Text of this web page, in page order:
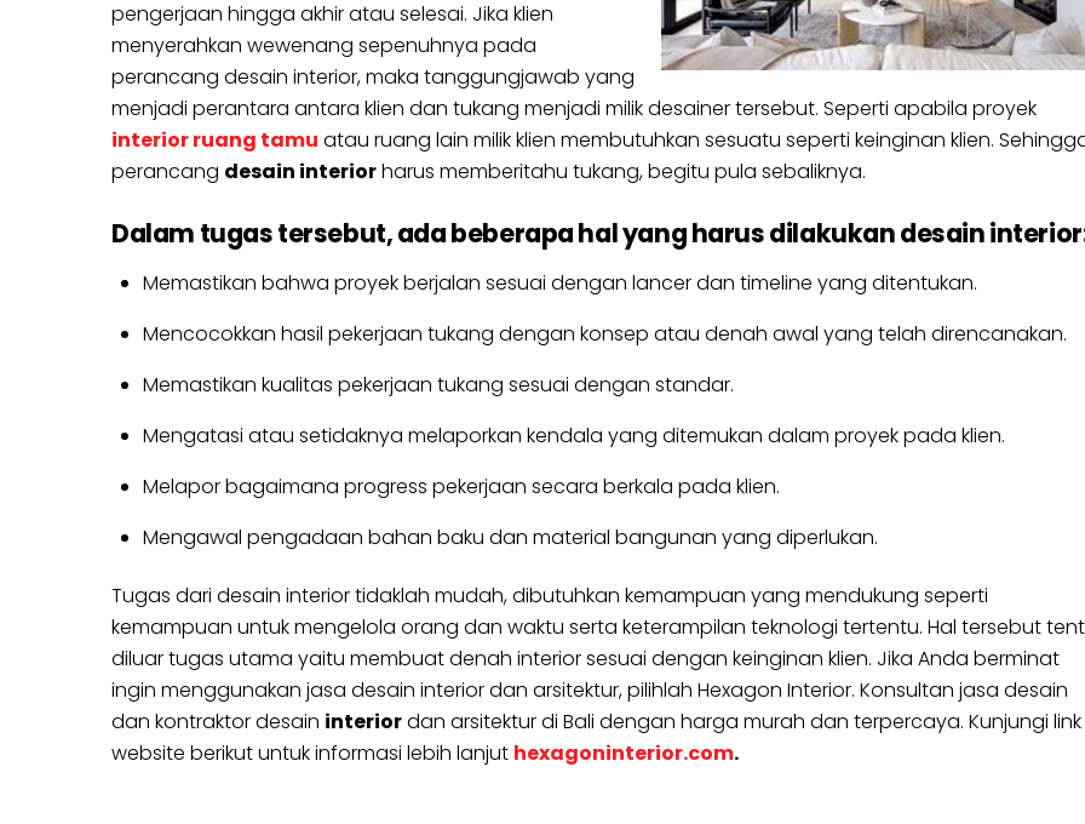
pengerjaan hingga akhir atau selesai. Jika klien
menyerahkan wewenang sepenuhnya pada
perancang desain interior, maka tanggungjawab yang
menjadi perantara antara klien dan tukang menjadi milik desainer tersebut. Seperti apabila proyek
interior ruang tamu atau ruang lain milik klien membutuhkan sesuatu seperti keinginan klien.
perancang desain interiorharus memberitahu tukang, begitu pula sebaliknya.
Dalam tugas tersebut, ada beberapa hal yang harus dilakukan desain
Memastikan bahwa proyek berjalan sesuai dengan lancer dan timeline yang ditentukan.
Mencocokkan hasil pekerjaan tukang dengan konsep atau denah awal yang telah direncanakan.
Memastikan kualitas pekerjaan tukang sesuai dengan standar.
Mengatasi atau setidaknya melaporkan kendala yang ditemukan dalam proyek pada klien.
Melapor bagaimana progress pekerjaan secara berkala pada klien.
Mengawal pengadaan bahan baku dan material bangunan yang diperlukan.
Tugas dari desain interior tidaklah mudah, dibutuhkan kemampuan yang mendukung seperti
kemampuan untuk mengelola orang dan waktu serta keterampilan teknologi tertentu. Hal tersebut
diluar tugas utama yaitu membuat denah interior sesuai dengan keinginan klien. Jika Anda berminat
ingin menggunakan jasa desain interior dan arsitektur, pilihlah Hexagon Interior. Konsultan jasa desain
dan kontraktor desain interiordan arsitektur di Bali dengan harga murah dan terpercaya. Kunjungi link
website berikut untuk informasi lebih lanjut hexagoninterior.com.